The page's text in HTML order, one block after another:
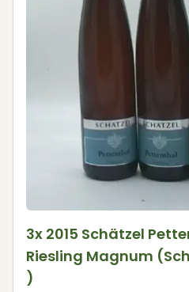
3x 2015 Schätzel
Riesling Magnum
)